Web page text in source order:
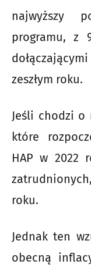
najwyższy
programu, z
zeszłym roku.
Jeśli chodzi o
które
HAP w 2022
roku.
Jednak ten
obecną